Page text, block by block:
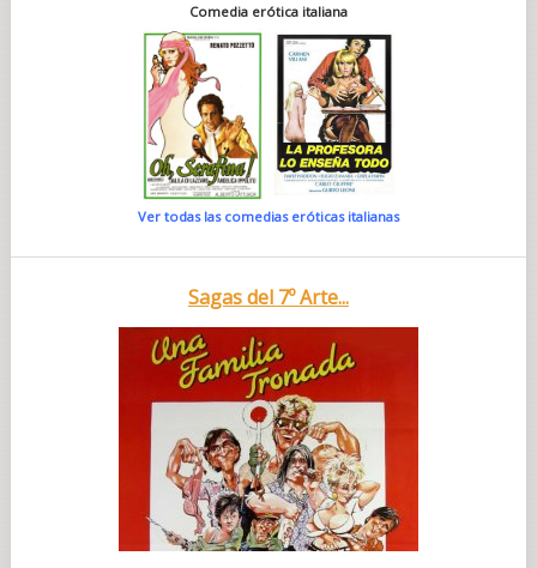
Comedia erótica italiana
Ver todas las comedias eróticas italianas
Sagas del 7º Arte...